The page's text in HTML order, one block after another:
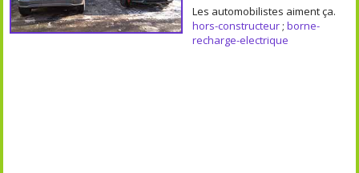
Les automobilistes aiment ça.
hors-constructeur; borne-
recharge-electrique